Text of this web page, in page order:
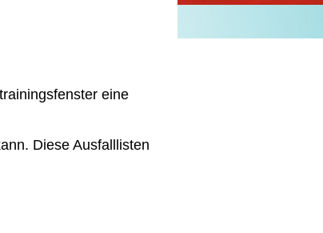
eine
Diese Ausfalllisten